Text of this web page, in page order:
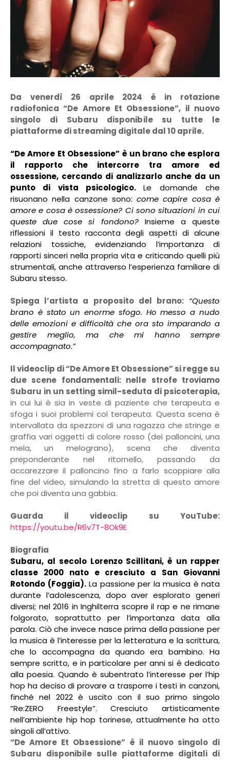
Da venerdì 26 aprile 2024 è in rotazione
radiofonica “De Amore Et Obsessione”, il nuovo
singolo di Subaru disponibile su tutte le
piattaforme di streaming digitale dal 10 aprile.
“De Amore Et Obsessione” è un brano che esplora
il rapporto che intercorre tra amore ed
ossessione, cercando di analizzarlo anche da un
punto di vista psicologico.Le domande che
risuonano nella canzone sono:come capire cosa è
amore e cosa è ossessione? Ci sono situazioni in cui
queste due cose si fondono? Insieme a queste
riflessioni il testo racconta degli aspetti di alcune
relazioni tossiche, evidenziando l’importanza di
rapporti sinceri nella propria vita e criticando quelli più
strumentali, anche attraverso l’esperienza familiare di
Subaru stesso.
Spiega l’artista a proposito del brano: “Questo
brano è stato un enorme sfogo. Ho messo a nudo
delle emozioni e difficoltà che ora sto imparando a
gestire meglio, ma che mi hanno sempre
accompagnato.”
Il videoclip di “De Amore Et Obsessione” si regge su
due scene fondamentali: nelle strofe troviamo
Subaru in un setting simil-seduta di psicoterapia,
in cui lui è sia in veste di paziente che terapeuta e
sfoga i suoi problemi col terapeuta. Questa scena è
intervallata da spezzoni di una ragazza che stringe e
graffia vari oggetti di colore rosso (dei palloncini, una
mela, un melograno), scena che diventa
preponderante nel ritornello, passando da
accarezzare il palloncino fino a farlo scoppiare alla
fine del video, simulando la stretta di questo amore
che poi diventa una gabbia.
Guarda il videoclip su YouTube:
https://youtu.be/R6v7T-8Ok9E
Biografia
Subaru, al secolo Lorenzo Scillitani, è un rapper
classe 2000 nato e cresciuto a San Giovanni
Rotondo (Foggia).La passione per la musica è nata
durante l’adolescenza, dopo aver esplorato generi
diversi; nel 2016 in Inghilterra scopre il rap e ne rimane
folgorato, soprattutto per l’importanza data alla
parola. Ciò che invece nasce prima della passione per
la musica è l’interesse per la letteratura e la scrittura,
che lo accompagna da quando era bambino. Ha
sempre scritto, e in particolare per anni si è dedicato
alla poesia. Quando è subentrato l’interesse per l’hip
hop ha deciso di provare a trasporre i testi in canzoni,
finché nel 2022 è uscito con il suo primo singolo
“Re:ZERO Freestyle”. Cresciuto artisticamente
nell’ambiente hip hop torinese, attualmente ha otto
singoli all’attivo.
“De Amore Et Obsessione” è il nuovo singolo di
Subaru disponibile sulle piattaforme digitali di